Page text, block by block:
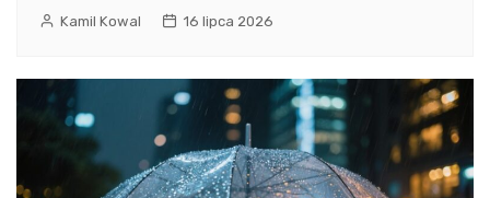
Kamil Kowal 16 lipca 2026